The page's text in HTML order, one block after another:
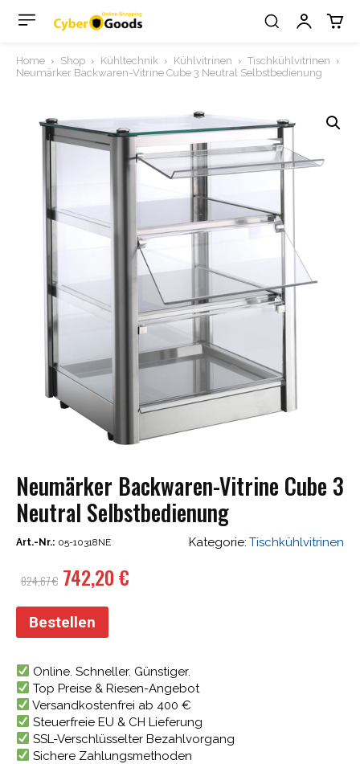
Home Shop Kühltechnik Kühlvitrinen
Tischkühlvitrinen
Neumärker Backwaren-Vitrine Cube 3 Neutral Selbstbedienung
Neumärker Backwaren-Vitrine Cube 3
Neutral Selbstbedienung
Art.-Nr.: 05-10318NE Kategorie: Tischkühlvitrinen
824,67€ Ursprünglicher
Preis
war:
824,67 €
742,20€
Bestellen
Online. Schneller. Günstiger.
Top Preise & Riesen-Angebot
Versandkostenfrei ab 400 €
Steuerfreie EU & CH Lieferung
SSL-Verschlüsselter Bezahlvorgang
Sichere Zahlungsmethoden